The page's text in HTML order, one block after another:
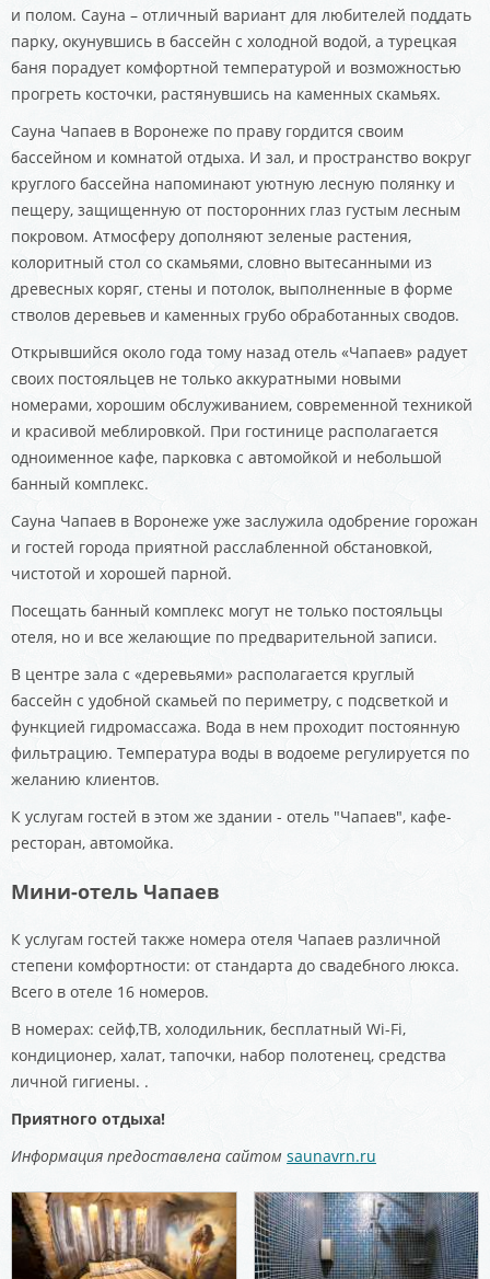
и полом. Сауна – отличный вариант для любителей поддать
парку, окунувшись в бассейн с холодной водой, а турецкая
баня порадует комфортной температурой и возможностью
прогреть косточки, растянувшись на каменных скамьях.
Сауна Чапаев в Воронеже по праву гордится своим
бассейном и комнатой отдыха. И зал, и пространство вокруг
круглого бассейна напоминают уютную лесную полянку и
пещеру, защищенную от посторонних глаз густым лесным
покровом. Атмосферу дополняют зеленые растения,
колоритный стол со скамьями, словно вытесанными из
древесных коряг, стены и потолок, выполненные в форме
стволов деревьев и каменных грубо обработанных сводов.
Открывшийся около года тому назад отель «Чапаев» радует
своих постояльцев не только аккуратными новыми
номерами, хорошим обслуживанием, современной техникой
и красивой меблировкой. При гостинице располагается
одноименное кафе, парковка с автомойкой и небольшой
банный комплекс.
Сауна Чапаев в Воронеже уже заслужила одобрение горожан
и гостей города приятной расслабленной обстановкой,
чистотой и хорошей парной.
Посещать банный комплекс могут не только постояльцы
отеля, но и все желающие по предварительной записи.
В центре зала с «деревьями» располагается круглый
бассейн с удобной скамьей по периметру, с подсветкой и
функцией гидромассажа. Вода в нем проходит постоянную
фильтрацию. Температура воды в водоеме регулируется по
желанию клиентов.
К услугам гостей в этом же здании - отель "Чапаев", кафе-
ресторан, автомойка.
Мини-отель Чапаев
К услугам гостей также номера отеля Чапаев различной
степени комфортности: от стандарта до свадебного люкса.
Всего в отеле 16 номеров.
В номерах: сейф,ТВ, холодильник, бесплатный Wi-Fi,
кондиционер, халат, тапочки, набор полотенец, средства
личной гигиены. .
Приятного отдыха!
Информация предоставлена сайтом saunavrn.ru